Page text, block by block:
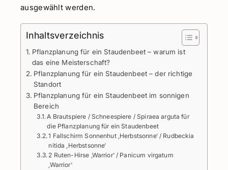
ausgewählt werden.
Inhaltsverzeichnis
Pflanzplanung für ein Staudenbeet – warum ist
das eine Meisterschaft?
Pflanzplanung für ein Staudenbeet – der richtige
Standort
Pflanzplanung für ein Staudenbeet im sonnigen
Bereich
A Brautspiere / Schneespiere / Spiraea arguta für
die Pflanzplanung für ein Staudenbeet
1 Fallschirm Sonnenhut ‚Herbstsonne‘ / Rudbeckia
nitida ‚Herbstsonne‘
2 Ruten-Hirse ‚Warrior‘ / Panicum virgatum
‚Warrior‘